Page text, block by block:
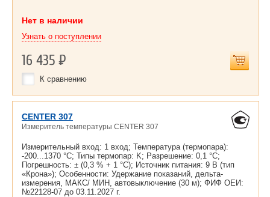
Нет в наличии
Узнать о поступлении
16 435Р
К сравнению
CENTER 307
Измеритель температуры CENTER 307
Измерительный вход: 1 вход; Температура (термопара):
-200...1370 °С; Типы термопар: K; Разрешение: 0,1 °С;
Погрешность: ± (0,3 % + 1 °С); Источник питания: 9 В (тип
«Крона»); Особенности: Удержание показаний, дельта-
измерения, МАКС/ МИН, автовыключение (30 м); ФИФ ОЕИ:
№22128-07 до 03.11.2027 г.